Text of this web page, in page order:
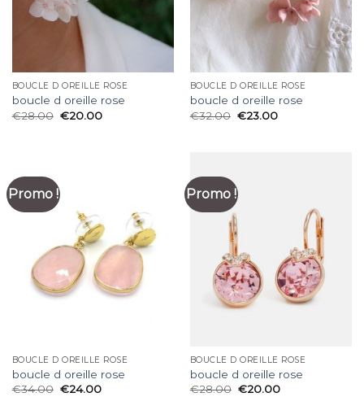
BOUCLE D OREILLE ROSE
boucle d oreille rose
€28.00 €20.00
BOUCLE D OREILLE ROSE
boucle d oreille rose
€32.00 €23.00
Promo !
BOUCLE D OREILLE ROSE
boucle d oreille rose
€34.00 €24.00
Promo !
BOUCLE D OREILLE ROSE
boucle d oreille rose
€28.00 €20.00